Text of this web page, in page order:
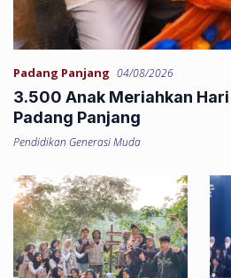
Padang Panjang 04/08/2026
3.500 Anak Meriahkan
Padang Panjang
Pendidikan Generasi Muda